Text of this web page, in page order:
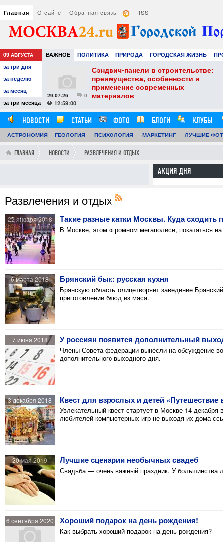
Главная О сайте Обратная связь RSS
09 АВГУСТА ВАЖНОЕ ПОЛИТИКА ПРИРОДА ГОРОДСКАЯ ЖИЗНЬ
ТЕХНОЛОГИИ
за три дня
за неделю
за месяц
за три месяца
советы для
0
29.07.26
12:59:00
Сэндвич-панели в строительстве:
преимущества, особенности и
применение современных
материалов
НОВОСТИ СТАТЬИ ФОТО БЛОГИ
КЛУБЫ
ОБЗОРЫ
ВИДЕОРЕПОРТАЖИ
АСТРОНОМИЯ ГЕОЛОГИЯ ПСИХОЛОГИЯ МАРКЕТИНГ ЛУЧШИЕ
ГЛАВНАЯ НОВОСТИ РАЗВЛЕЧЕНИЯ И ОТДЫХ
АКЦИЯ ДНЯ
Развлечения и отдых
22 января 2018 Такие разные катки Москвы. Куда сходить
В Москве, этом огромном мегаполисе, покататься
6 марта 2018 Брянский бык: русская кухня
Брянскую область олицетворяет заведение
приготовлении блюд из мяса.
7 июня 2018 У россиян появится дополнительный
Члены Совета федерации вынесли на обсуждение
дополнительного выходного дня.
3 декабря 2018 Квест для взрослых и детей «Путешествие
Увлекательный квест стартует в Москве 14
любителей компьютерных игр не выходя их дома
20 мая 2019 Лучшие сценарии необычных свадеб
Свадьба — очень важный праздник. У большинства
6 сентября 2020 Хороший подарок на день рождения!
Как выбрать хороший подарок на день рождения?